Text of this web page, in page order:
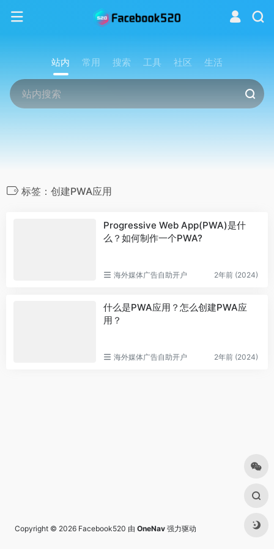
站内 常用 搜索 工具 社区 生活
标签：创建PWA应用
Progressive Web App(PWA)是什
么？如何制作一个PWA?
海外媒体广告自助开户 2年前 (2024)
什么是PWA应用？怎么创建PWA应
用？
海外媒体广告自助开户 2年前 (2024)
Copyright © 2026 Facebook520 由 OneNav 强力驱动